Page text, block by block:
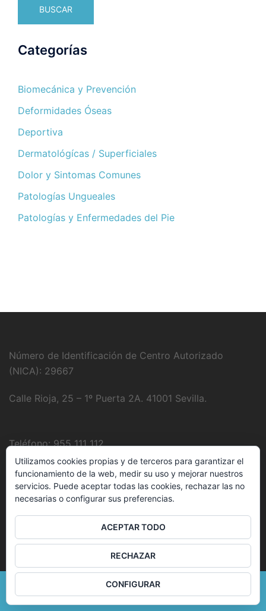
BUSCAR
Categorías
Biomecánica y Prevención
Deformidades Óseas
Deportiva
Dermatológícas / Superficiales
Dolor y Sintomas Comunes
Patologías Ungueales
Patologías y Enfermedades del Pie
Número de Identificación de Centro Autorizado
(NICA): 29667
Calle Rioja, 25 – 1º Puerta 2A. 41001 Sevilla.
Teléfono: 955 111 112
Fotografía:Juanjo Domínguez
E-Mail:clinica@delbozyrodriguez.es
© 2026 . Funciona gracias a
Utilizamos cookies propias y de terceros para garantizar el
funcionamiento de la web, medir su uso y mejorar nuestros
servicios. Puede aceptar todas las cookies, rechazar las no
necesarias o configurar sus preferencias.
ACEPTAR TODO
RECHAZAR
CONFIGURAR